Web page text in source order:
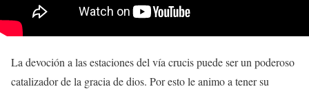
La devoción a las estaciones del vía crucis puede ser un poderoso
catalizador de la gracia de dios. Por esto le animo a tener su